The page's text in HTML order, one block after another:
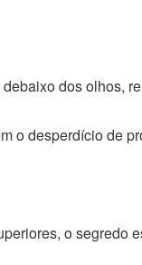
dos olhos,
o desperdício de
o segredo